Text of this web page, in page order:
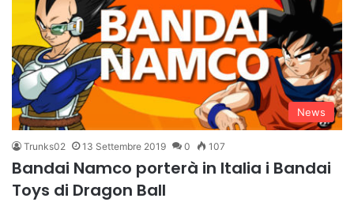
News
Trunks02 13 Settembre 2019 0 107
Bandai Namco porterà in Italia i Bandai
Toys di Dragon Ball